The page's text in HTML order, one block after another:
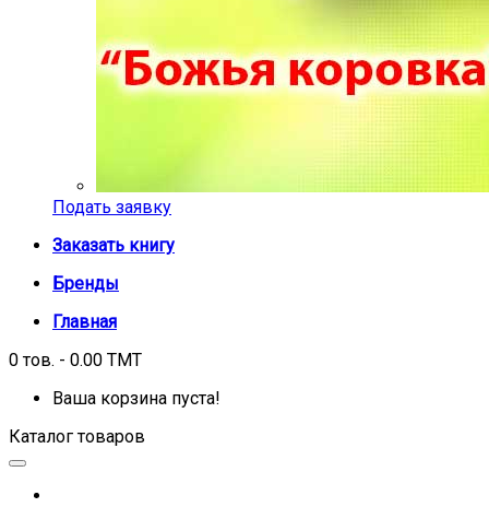
Подать заявку
Заказать книгу
Бренды
Главная
0 тов. - 0.00 TMT
Ваша корзина пуста!
Каталог товаров